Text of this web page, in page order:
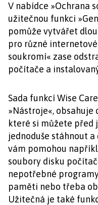
V nabídce »Ochrana
užitečnou funkci
pomůže vytvářet
pro různé internetové
soukromí« zase
počítače a
Sada funkcí Wise
»Nástroje«,
které si můžete
jednoduše stáhnout
vám pomohou
soubory disku
nepotřebné
paměti nebo třeba
Užitečná je také